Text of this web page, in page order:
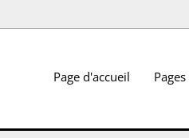
Page d'accueil Pages